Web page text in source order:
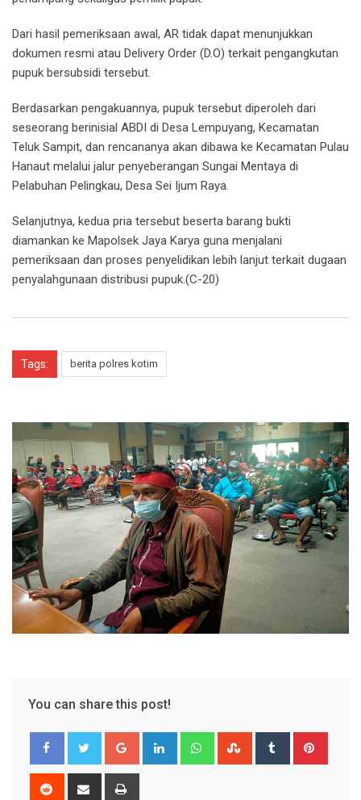
Dari hasil pemeriksaan awal, AR tidak dapat menunjukkan
dokumen resmi atau Delivery Order (D.O) terkait pengangkutan
pupuk bersubsidi tersebut.
Berdasarkan pengakuannya, pupuk tersebut diperoleh dari
seseorang berinisial ABDI di Desa Lempuyang, Kecamatan
Teluk Sampit, dan rencananya akan dibawa ke Kecamatan Pulau
Hanaut melalui jalur penyeberangan Sungai Mentaya di
Pelabuhan Pelingkau, Desa Sei Ijum Raya.
Selanjutnya, kedua pria tersebut beserta barang bukti
diamankan ke Mapolsek Jaya Karya guna menjalani
pemeriksaan dan proses penyelidikan lebih lanjut terkait dugaan
penyalahgunaan distribusi pupuk.(C-20)
Tags: berita polres kotim
You can share this post!
Google+ LinkedIn WhatsappStumbleUpon
Tumblr
Reddit
Share